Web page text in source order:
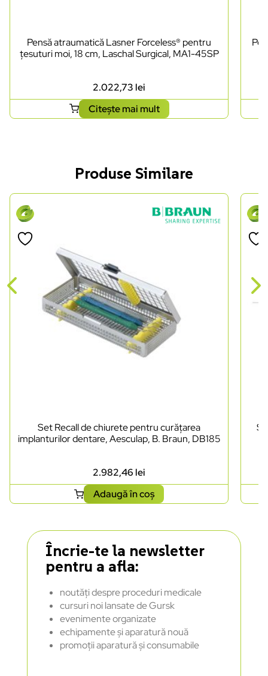
Pensă atraumatică Lasner Forceless® pentru
țesuturi moi, 18 cm, Laschal Surgical, MA1-45SP
2.022,73 lei
Citește mai mult
Produse Similare
Set Recall de chiurete pentru curățarea
implanturilor dentare, Aesculap, B. Braun, DB185
2.982,46 lei
Adaugă în coș
Încrie-te la newsletter
pentru a afla:
noutăți despre proceduri medicale
cursuri noi lansate de Gursk
evenimente organizate
echipamente și aparatură nouă
promoții aparatură și consumabile